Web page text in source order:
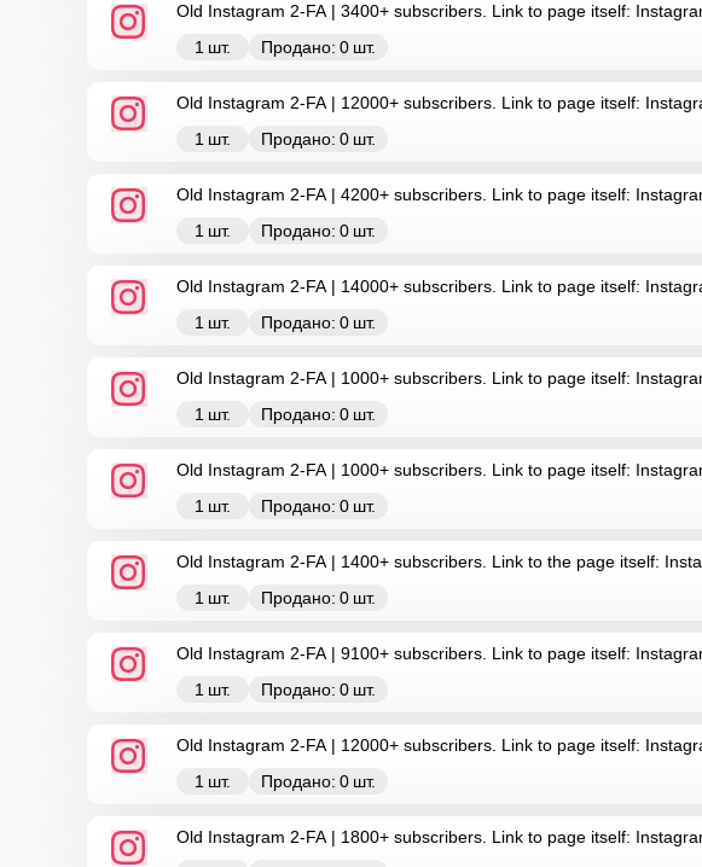
Old Instagram 2-FA | 3400+ subscribers. Link to page itself:
1 шт. Продано: 0 шт.
Old Instagram 2-FA | 12000+ subscribers. Link to page itself:
1 шт. Продано: 0 шт.
Old Instagram 2-FA | 4200+ subscribers. Link to page itself:
1 шт. Продано: 0 шт.
Old Instagram 2-FA | 14000+ subscribers. Link to page itself:
1 шт. Продано: 0 шт.
Old Instagram 2-FA | 1000+ subscribers. Link to page itself:
1 шт. Продано: 0 шт.
Old Instagram 2-FA | 1000+ subscribers. Link to page itself:
1 шт. Продано: 0 шт.
Old Instagram 2-FA | 1400+ subscribers. Link to the page itself:
1 шт. Продано: 0 шт.
Old Instagram 2-FA | 9100+ subscribers. Link to page itself:
1 шт. Продано: 0 шт.
Old Instagram 2-FA | 12000+ subscribers. Link to page itself:
1 шт. Продано: 0 шт.
Old Instagram 2-FA | 1800+ subscribers. Link to page itself: